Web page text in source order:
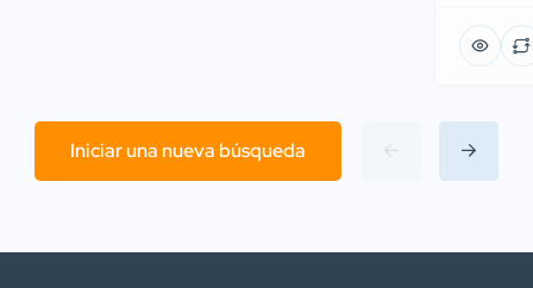
Iniciar una nueva búsqueda